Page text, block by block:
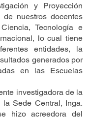
y Proyección
nuestros docentes
Tecnología e
lo cual tiene
entidades, la
generados por
en las Escuelas
investigadora de la
Sede Central, Inga.
hizo acreedora del